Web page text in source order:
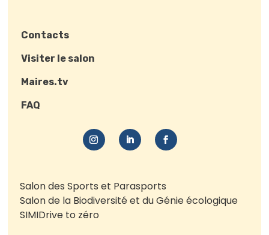
Contacts
Visiter le salon
Maires.tv
FAQ
Salon des Sports et Parasports
Salon de la Biodiversité et du Génie écologique
SIMIDrive to zéro